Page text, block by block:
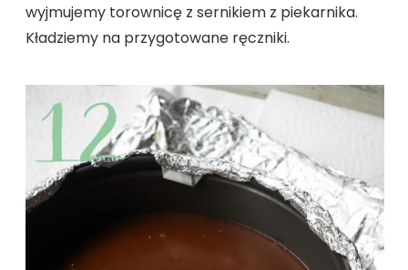
wyjmujemy torownicę z sernikiem z piekarnika.
Kładziemy na przygotowane ręczniki.